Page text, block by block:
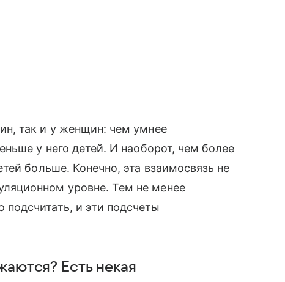
так и у женщин: чем умнее
у него детей. И наоборот, чем более
больше. Конечно, эта взаимосвязь не
уровне. Тем не менее
и эти подсчеты
Есть некая